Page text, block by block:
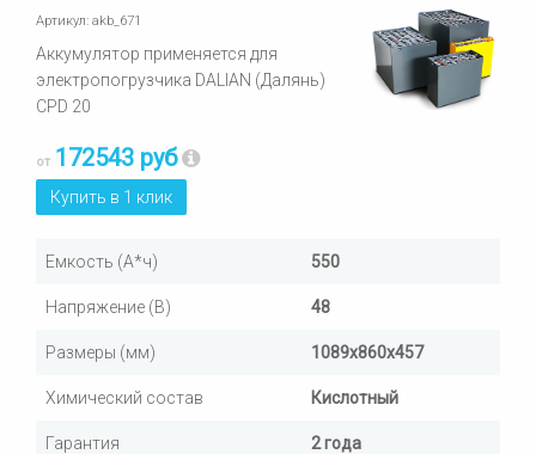
Артикул: akb_671
Аккумулятор применяется для
электропогрузчика DALIAN (Далянь)
CPD 20
от 172543 руб
Купить в 1 клик
Емкость (А*ч) 550
Напряжение (В) 48
Размеры (мм) 1089х860х457
Химический состав Кислотный
Гарантия 2 года